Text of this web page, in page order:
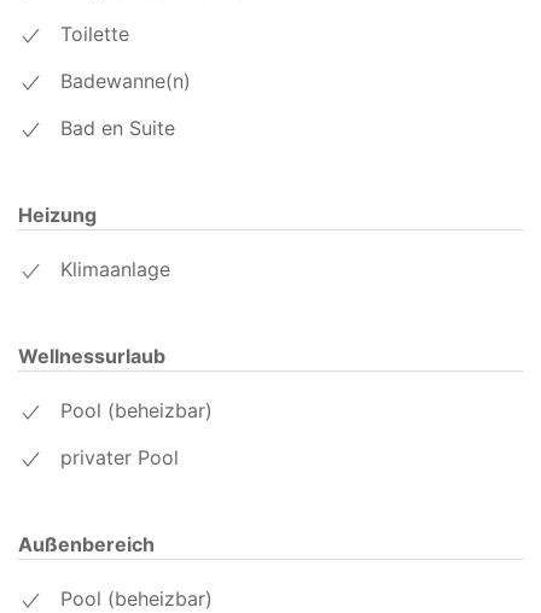
Toilette
Badewanne(n)
Bad en Suite
Heizung
Klimaanlage
Wellnessurlaub
Pool (beheizbar)
privater Pool
Außenbereich
Pool (beheizbar)